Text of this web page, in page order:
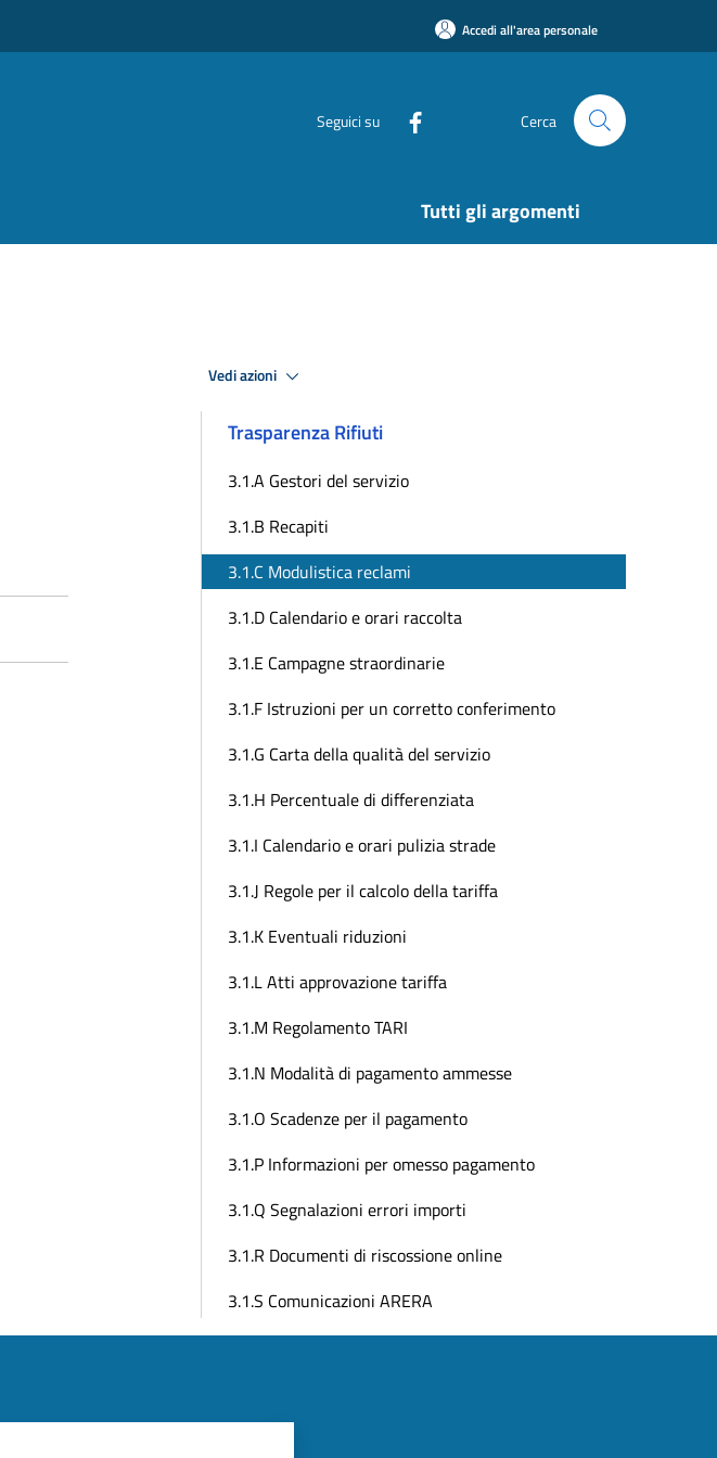
Accedi all'area personale
Seguici su Cerca
Tutti gli argomenti
Vedi azioni
Trasparenza Rifiuti
3.1.A Gestori del servizio
3.1.B Recapiti
3.1.C Modulistica reclami
3.1.D Calendario e orari raccolta
3.1.E Campagne straordinarie
3.1.F Istruzioni per un corretto conferimento
3.1.G Carta della qualità del servizio
3.1.H Percentuale di differenziata
3.1.I Calendario e orari pulizia strade
3.1.J Regole per il calcolo della tariffa
3.1.K Eventuali riduzioni
3.1.L Atti approvazione tariffa
3.1.M Regolamento TARI
3.1.N Modalità di pagamento ammesse
3.1.O Scadenze per il pagamento
3.1.P Informazioni per omesso pagamento
3.1.Q Segnalazioni errori importi
3.1.R Documenti di riscossione online
3.1.S Comunicazioni ARERA